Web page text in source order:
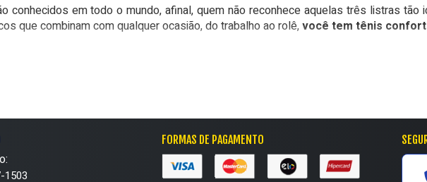
conhecidos em todo o mundo, afinal, quem não reconhece aquelas três listras tão
que combinam com qualquer ocasião, do trabalho ao rolê,você tem tênis
encontrar as principais linhas de calçados da empresa, como o tradicional Superstar
cano baixo, alto e plataforma que vão ficar perfeitos nos seus looks, além de
nos modelos disponíveis aqui!
1503
FORMAS DE PAGAMENTO